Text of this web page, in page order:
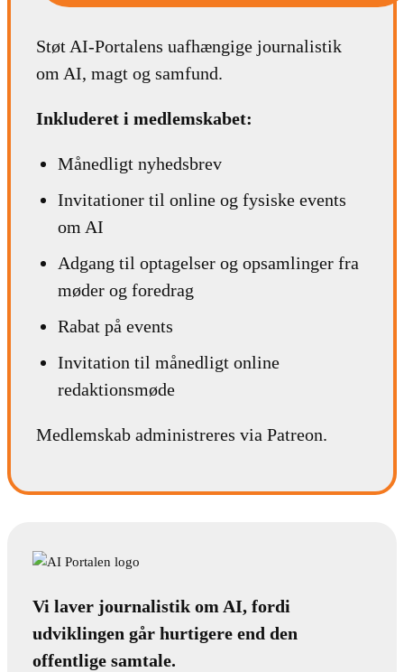
Støt AI-Portalens uafhængige journalistik
om AI, magt og samfund.
Inkluderet i medlemskabet:
Månedligt nyhedsbrev
Invitationer til online og fysiske events
om AI
Adgang til optagelser og opsamlinger fra
møder og foredrag
Rabat på events
Invitation til månedligt online
redaktionsmøde
Medlemskab administreres via Patreon.
Vi laver journalistik om AI, fordi
udviklingen går hurtigere end den
offentlige samtale.